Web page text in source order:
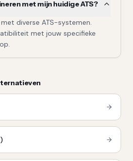
met mijn huidige ATS?
diverse ATS-systemen.
met jouw specifieke